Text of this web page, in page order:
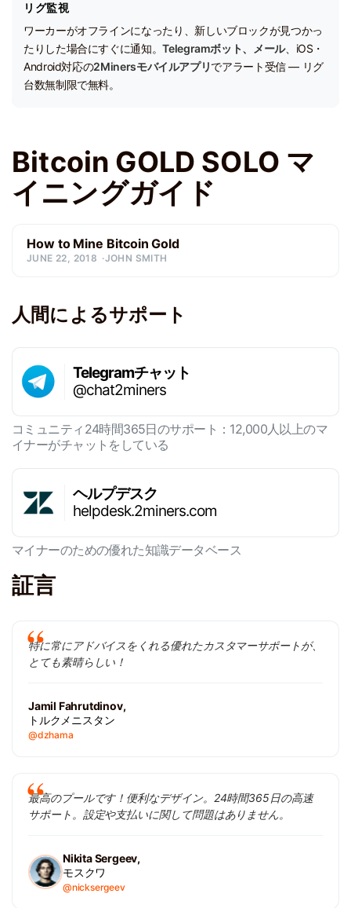
リグ監視
ワーカーがオフラインになったり、新しいブロックが見つかっ
たりした場合にすぐに通知。Telegramボット、メール、iOS・
Android対応の2Minersモバイルアプリでアラート受信 — リグ
台数無制限で無料。
Bitcoin GOLD SOLO マ
イニングガイド
How to Mine Bitcoin Gold
JUNE 22, 2018 JOHN SMITH
人間によるサポート
Telegramチャット
@chat2miners
コミュニティ24時間365日のサポート：12,000人以上のマ
イナーがチャットをしている
ヘルプデスク
helpdesk.2miners.com
マイナーのための優れた知識データベース
証言
特に常にアドバイスをくれる優れたカスタマーサポートが、
とても素晴らしい！
Jamil Fahrutdinov,
トルクメニスタン
@dzhama
最高のプールです！便利なデザイン。24時間365日の高速
サポート。設定や支払いに関して問題はありません。
Nikita Sergeev,
モスクワ
@nicksergeev